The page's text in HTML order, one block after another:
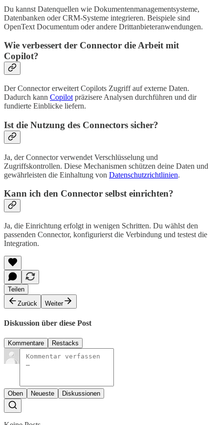
Du kannst Datenquellen wie Dokumentenmanagementsysteme,
Datenbanken oder CRM-Systeme integrieren. Beispiele sind
OpenText Documentum oder andere Drittanbieteranwendungen.
Wie verbessert der Connector die Arbeit mit
Copilot?
Der Connector erweitert Copilots Zugriff auf externe Daten.
Dadurch kann Copilot präzisere Analysen durchführen und dir
fundierte Einblicke liefern.
Ist die Nutzung des Connectors sicher?
Ja, der Connector verwendet Verschlüsselung und
Zugriffskontrollen. Diese Mechanismen schützen deine Daten und
gewährleisten die Einhaltung von Datenschutzrichtlinien.
Kann ich den Connector selbst einrichten?
Ja, die Einrichtung erfolgt in wenigen Schritten. Du wählst den
passenden Connector, konfigurierst die Verbindung und testest die
Integration.
Teilen
Zurück
Weiter
Diskussion über diese Post
Kommentare Restacks
Oben Neueste Diskussionen